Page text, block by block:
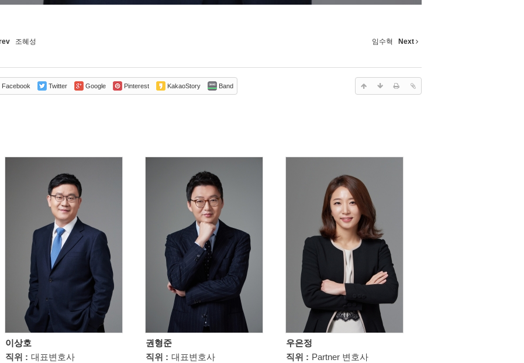
조혜성 임수혁 Next
Facebook Twitter Google Pinterest KakaoStory Band
이상호
직위 : 대표변호사
권형준
직위 : 대표변호사
우은정
직위 : Partner 변호사